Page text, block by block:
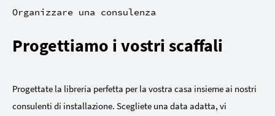
Organizzare una consulenza
Progettiamo i vostri scaffali
Progettate la libreria perfetta per la vostra casa insieme ai nostri
consulenti di installazione. Scegliete una data adatta, vi